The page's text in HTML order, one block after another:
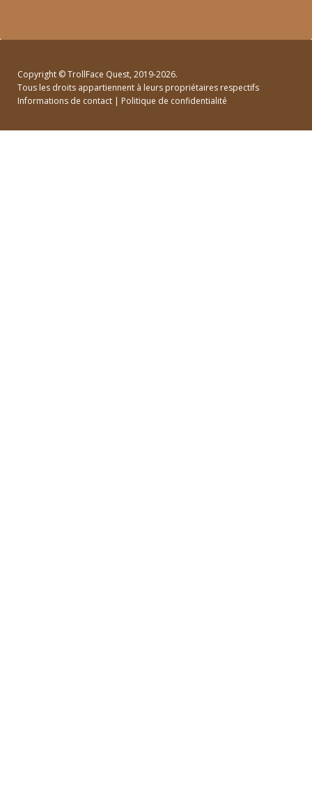
Copyright ©TrollFace Quest, 2019-2026.
Tous les droits appartiennent à leurs propriétaires respectifs
Informations de contact | Politique de confidentialité